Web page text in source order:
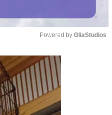
Mute
Powered by GliaStudios